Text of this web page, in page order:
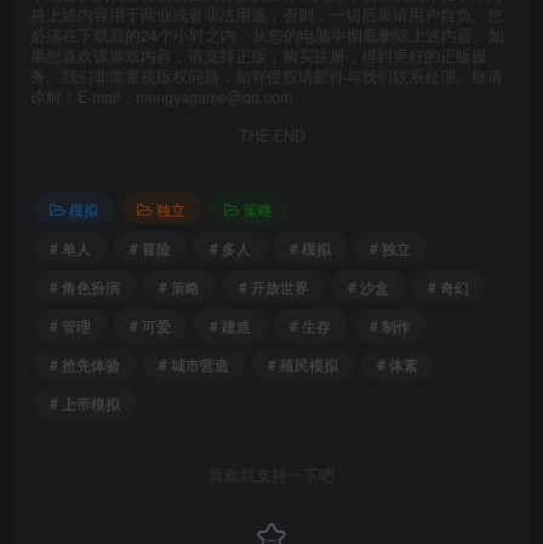
将上述内容用于商业或者非法用途，否则，一切后果请用户自负。您
必须在下载后的24个小时之内，从您的电脑中彻底删除上述内容。如
果您喜欢该游戏内容，请支持正版，购买注册，得到更好的正版服
务。我们非常重视版权问题，如有侵权请邮件与我们联系处理。敬请
谅解！E-mail：mengyagame@qq.com
THE END
模拟 独立
策略
# 单人
# 冒险 # 多人 # 模拟
# 独立
# 角色扮演
# 策略 # 开放世界 # 沙盒
# 奇幻
# 管理
# 可爱 # 建造 # 生存
# 制作
# 抢先体验
# 城市营造 # 殖民模拟
# 体素
# 上帝模拟
喜欢就支持一下吧